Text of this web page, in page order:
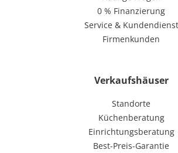
0 % Finanzierung
Service & Kundendienst
Firmenkunden
Verkaufshäuser
Standorte
Küchenberatung
Einrichtungsberatung
Best-Preis-Garantie